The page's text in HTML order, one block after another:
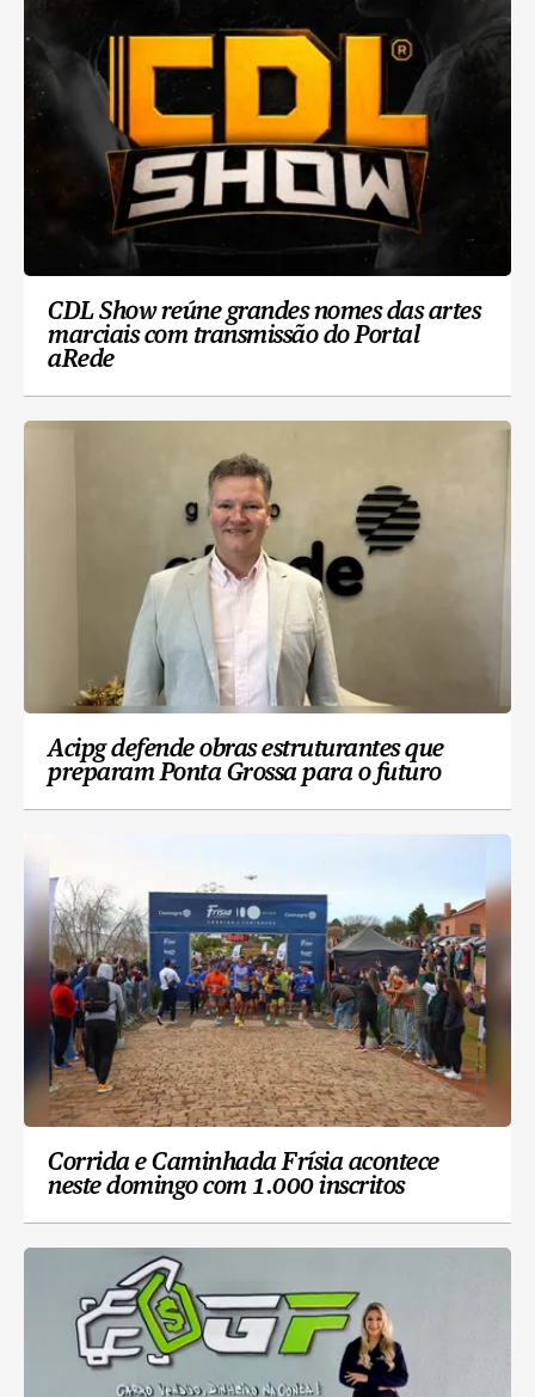
CDL Show reúne grandes nomes das artes
marciais com transmissão do Portal
aRede
Acipg defende obras estruturantes que
preparam Ponta Grossa para o futuro
Corrida e Caminhada Frísia acontece
neste domingo com 1.000 inscritos